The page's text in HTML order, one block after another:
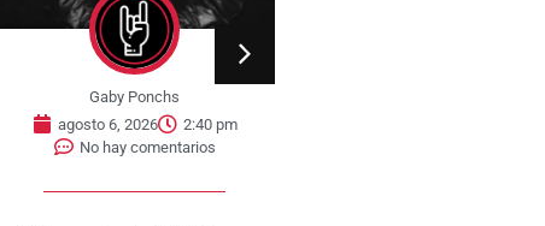
Gaby Ponchs
agosto 6, 2026
2:40 pm
No hay comentarios